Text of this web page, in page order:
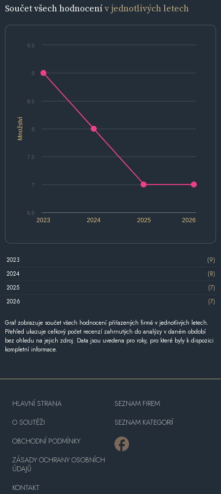
Součet všech hodnocenív jednotlivých letech
Množství
2024 2026
2023 2025
6.5
7
7.5
8
8.5
9
9.5
2023
(9)
2024
(8)
2025
(7)
2026
(7)
Graf zobrazuje součet všech hodnocení přiřazených firmě v jednotlivých letech.
Přehled ukazuje celkový počet recenzí zahrnutých do analýzy v daném období
bez ohledu na jejich zdroj. Data jsou uvedena pro roky, pro které byly k dispozici
kompletní informace.
HLAVNÍ STRANA
O SOUTĚŽI
OBCHODNÍ PODMÍNKY
ZÁSADY OCHRANY OSOBNÍCH
ÚDAJŮ
KONTAKT
SEZNAM FIREM
SEZNAM KATEGORIÍ